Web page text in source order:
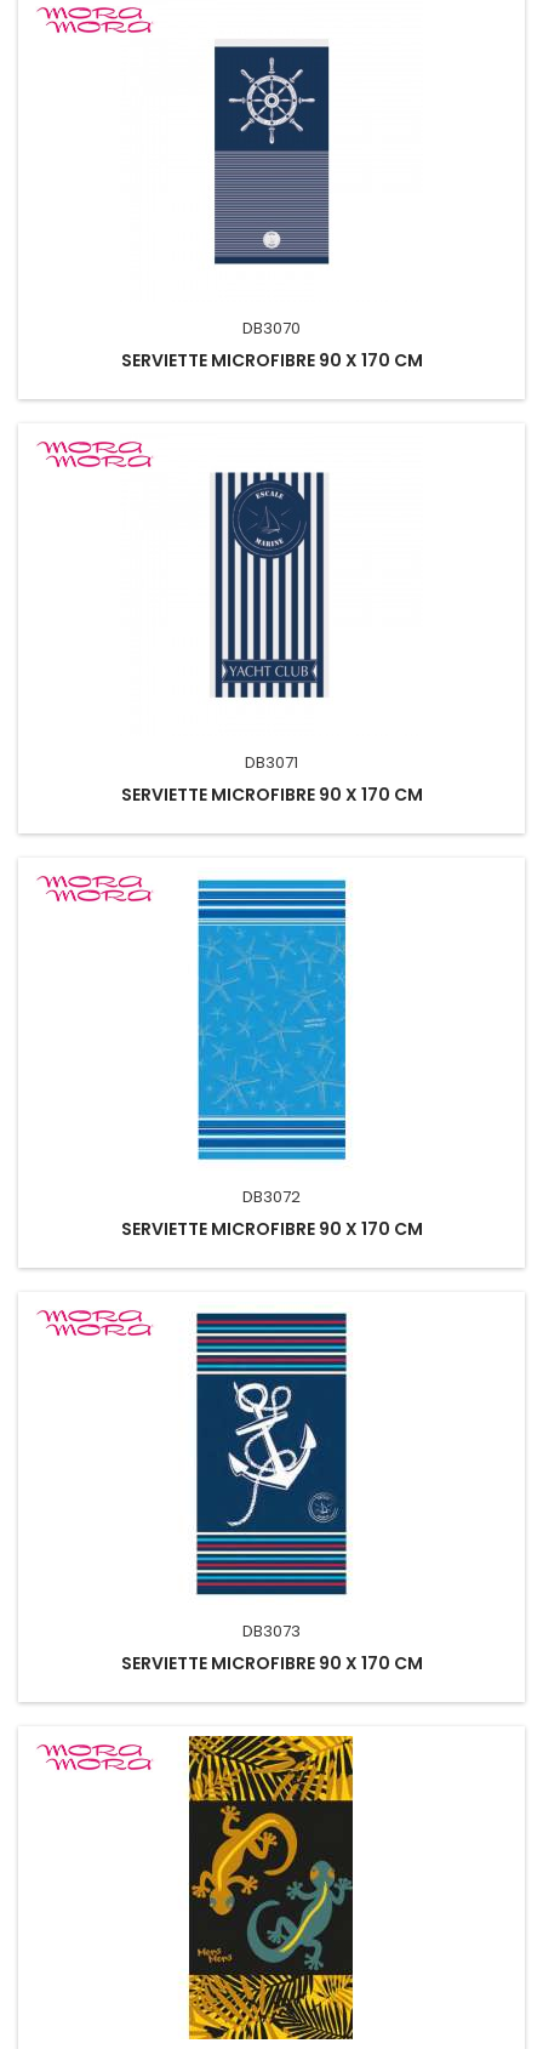
DB3070
SERVIETTE MICROFIBRE 90 X 170 CM
DB3071
SERVIETTE MICROFIBRE 90 X 170 CM
DB3072
SERVIETTE MICROFIBRE 90 X 170 CM
DB3073
SERVIETTE MICROFIBRE 90 X 170 CM